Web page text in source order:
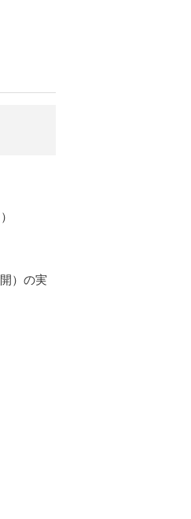
）の実